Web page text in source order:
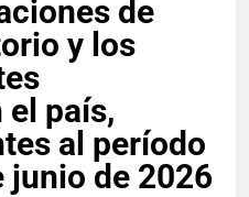
de
y los
el país,
al período
junio de 2026